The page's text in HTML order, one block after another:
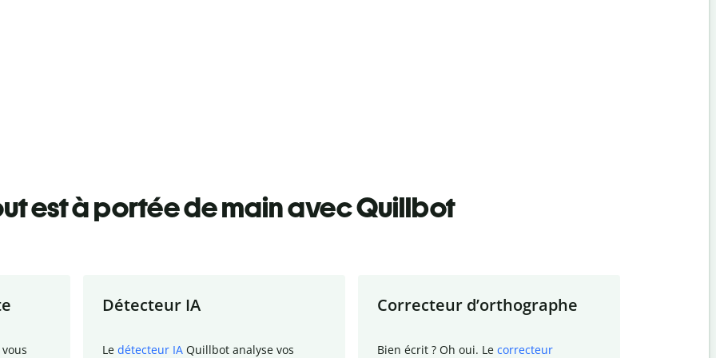
est à portée de main avec Quillbot
Détecteur IA
Le détecteur IA Quillbot analyse vos
Correcteur d’orthographe
Bien écrit ? Oh oui. Le correcteur